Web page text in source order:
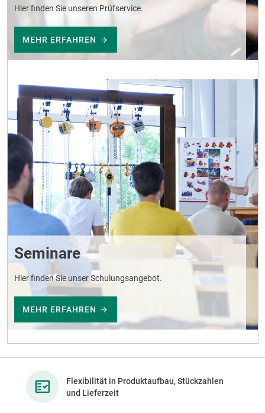
Hier finden Sie unseren Prüfservice.
MEHR ERFAHREN
Seminare
Hier finden Sie unser Schulungsangebot.
MEHR ERFAHREN
Flexibilität in Produktaufbau, Stückzahlen
und Lieferzeit